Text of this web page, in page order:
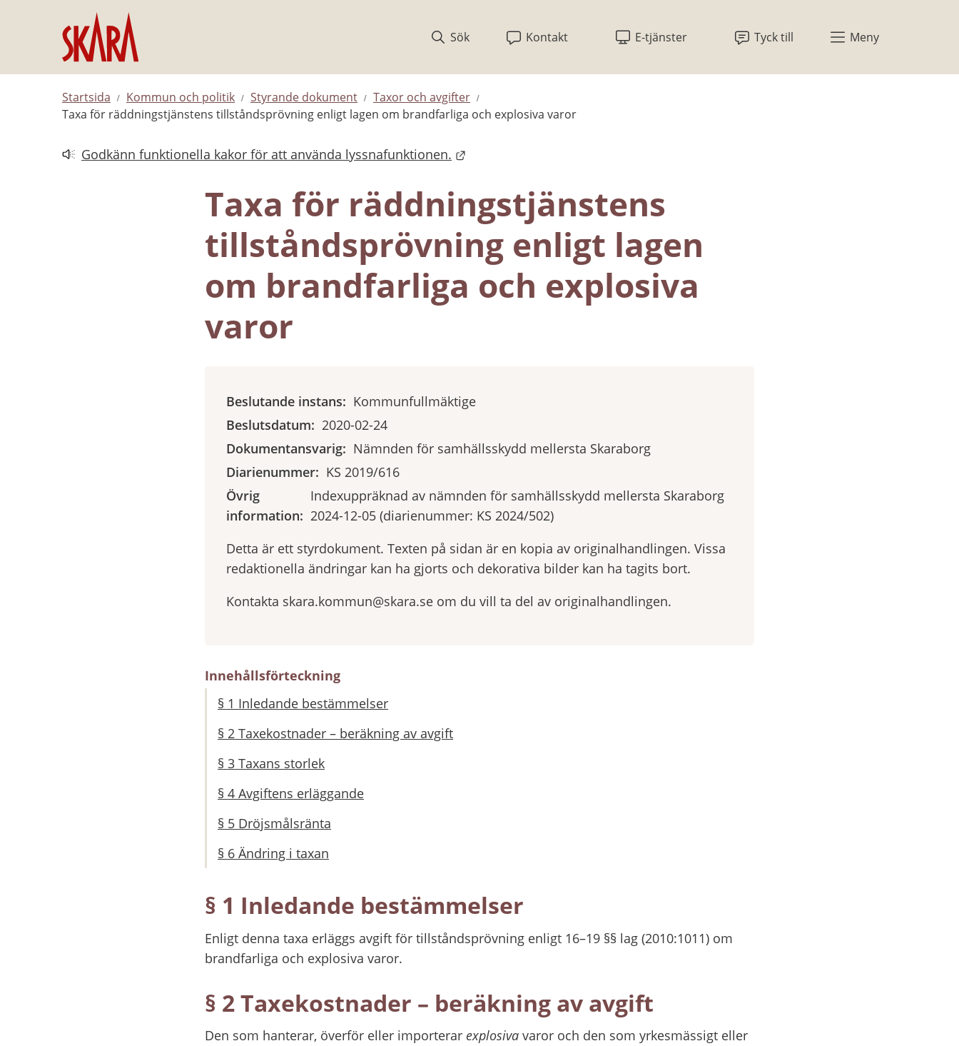
Hoppa till innehåll
Sök
Kontakt E-tjänster Tyck till Meny
Startsida Kommun och politik Styrande dokument
Taxor och avgifter
Taxa för räddningstjänstens tillståndsprövning enligt lagen om brandfarliga och explosiva varor
Godkänn funktionella kakor för att använda lyssnafunktionen.
Länk till annan webbplats.
Taxa för räddningstjänstens
tillståndsprövning enligt lagen
om brandfarliga och explosiva
varor
Beslutande instans: Kommunfullmäktige
Beslutsdatum: 2020-02-24
Dokumentansvarig: Nämnden för samhällsskydd mellersta Skaraborg
Diarienummer: KS 2019/616
Övrig
information:
Indexuppräknad av nämnden för samhällsskydd mellersta Skaraborg
2024-12-05 (diarienummer: KS 2024/502)
Detta är ett styrdokument. Texten på sidan är en kopia av originalhandlingen. Vissa
redaktionella ändringar kan ha gjorts och dekorativa bilder kan ha tagits bort.
Kontakta skara.kommun@skara.se om du vill ta del av originalhandlingen.
Innehållsförteckning
§ 1 Inledande bestämmelser
§ 2 Taxekostnader – beräkning av avgift
§ 3 Taxans storlek
§ 4 Avgiftens erläggande
§ 5 Dröjsmålsränta
§ 6 Ändring i taxan
§ 1 Inledande bestämmelser
Enligt denna taxa erläggs avgift för tillståndsprövning enligt 16–19 §§ lag (2010:1011) om
brandfarliga och explosiva varor.
§ 2 Taxekostnader – beräkning av avgift
Den som hanterar, överför eller importerar explosiva varor och den som yrkesmässigt eller